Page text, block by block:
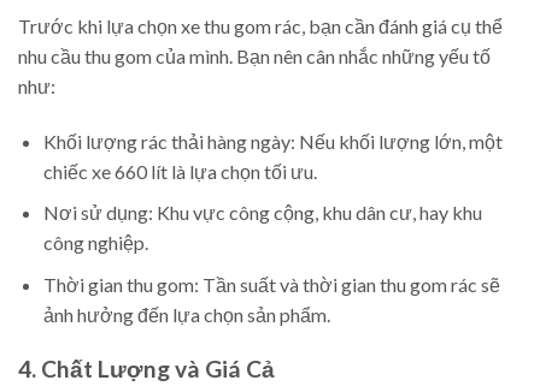
Trước khi lựa chọn xe thu gom rác, bạn cần đánh giá cụ thể
nhu cầu thu gom của mình. Bạn nên cân nhắc những yếu tố
như:
Khối lượng rác thải hàng ngày: Nếu khối lượng lớn, một
chiếc xe 660 lít là lựa chọn tối ưu.
Nơi sử dụng: Khu vực công cộng, khu dân cư, hay khu
công nghiệp.
Thời gian thu gom: Tần suất và thời gian thu gom rác sẽ
ảnh hưởng đến lựa chọn sản phẩm.
4. Chất Lượng và Giá Cả